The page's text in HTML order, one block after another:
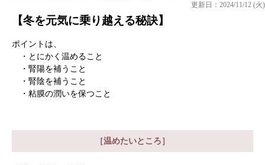
更新日：2024/11/12 (火)
【冬を元気に乗り越える秘訣】
ポイントは、
・とにかく温めること
・腎陽を補うこと
・腎陰を補うこと
・粘膜の潤いを保つこと
［温めたいところ］